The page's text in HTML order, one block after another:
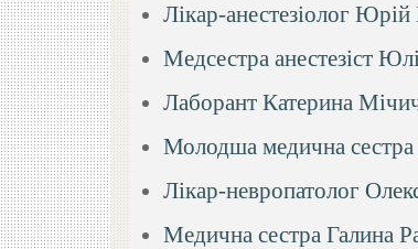
Лікар-анестезіолог
Медсестра анестезіст
Лаборант Катерина
Молодша медична сестра
Лікар-невропатолог
Медична сестра Галина